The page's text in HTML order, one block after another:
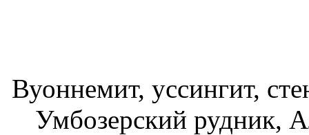
Вуоннемит, уссингит,
Умбозерский рудник,